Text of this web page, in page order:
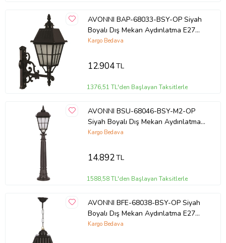
AVONNI BAP-68033-BSY-OP Siyah
Boyalı Dış Mekan Aydınlatma E27
Aluminyum Cam 40x23cm
Kargo Bedava
12.904TL
1376,51 TL'den Başlayan Taksitlerle
AVONNI BSU-68046-BSY-M2-OP
Siyah Boyalı Dış Mekan Aydınlatma
E27 Aluminyum Cam 23cm
Kargo Bedava
14.892TL
1588,58 TL'den Başlayan Taksitlerle
AVONNI BFE-68038-BSY-OP Siyah
Boyalı Dış Mekan Aydınlatma E27
Aluminyum Cam 23cm
Kargo Bedava